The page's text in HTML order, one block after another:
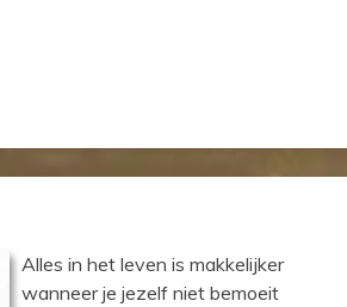
Alles in het leven is makkelijker
wanneer je jezelf niet bemoeit